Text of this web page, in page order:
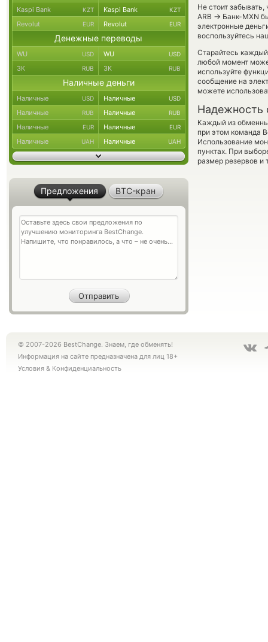
Не стоит
ARB → Банк-MXN
электронные
воспользуйтесь
Старайтесь
любой момент
используйте
сообщение на
можете
Надежность
Каждый из
при этом команда
Использование
пунктах. При
размер резервов и
Kaspi Bank KZT Kaspi Bank KZT
Revolut EUR Revolut EUR
Денежные переводы
WU USD WU USD
ЗК RUB ЗК RUB
Наличные деньги
Наличные USD Наличные USD
Наличные RUB Наличные RUB
Наличные EUR Наличные EUR
Наличные UAH Наличные UAH
Предложения BTC-кран
© 2007-2026 BestChange. Знаем, где обменять!
Информация на сайте предназначена для лиц 18+
Условия & Конфиденциальность